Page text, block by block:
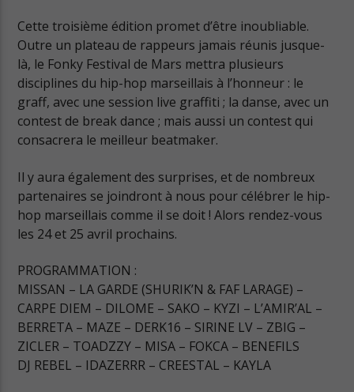
Cette troisième édition promet d’être inoubliable.
Outre un plateau de rappeurs jamais réunis jusque-
là, le Fonky Festival de Mars mettra plusieurs
disciplines du hip-hop marseillais à l’honneur : le
graff, avec une session live graffiti ; la danse, avec un
contest de break dance ; mais aussi un contest qui
consacrera le meilleur beatmaker.
Il y aura également des surprises, et de nombreux
partenaires se joindront à nous pour célébrer le hip-
hop marseillais comme il se doit ! Alors rendez-vous
les 24 et 25 avril prochains.
PROGRAMMATION :
MISSAN – LA GARDE (SHURIK’N & FAF LARAGE) –
CARPE DIEM – DILOME – SAKO – KYZI – L’AMIR’AL –
BERRETA – MAZE – DERK16 – SIRINE LV – ZBIG –
ZICLER – TOADZZY – MISA – FOKCA – BENEFILS
DJ REBEL – IDAZERRR – CREESTAL – KAYLA